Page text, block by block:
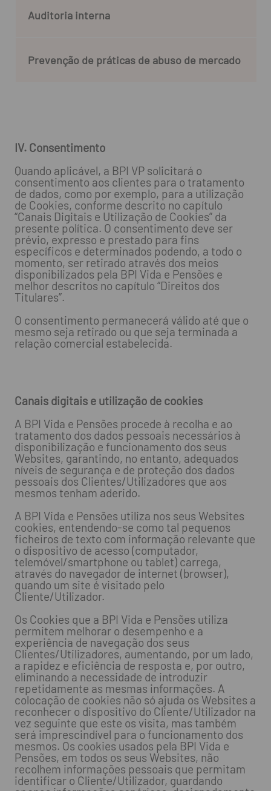
Auditoria interna
Prevenção de práticas de abuso de mercado
IV. Consentimento
Quando aplicável, a BPI VP solicitará o
consentimento aos clientes para o tratamento
de dados, como por exemplo, para a utilização
de Cookies, conforme descrito no capítulo
“Canais Digitais e Utilização de Cookies” da
presente política. O consentimento deve ser
prévio, expresso e prestado para fins
específicos e determinados podendo, a todo o
momento, ser retirado através dos meios
disponibilizados pela BPI Vida e Pensões e
melhor descritos no capítulo “Direitos dos
Titulares”.
O consentimento permanecerá válido até que o
mesmo seja retirado ou que seja terminada a
relação comercial estabelecida.
Canais digitais e utilização de cookies
A BPI Vida e Pensões procede à recolha e ao
tratamento dos dados pessoais necessários à
disponibilização e funcionamento dos seus
Websites, garantindo, no entanto, adequados
níveis de segurança e de proteção dos dados
pessoais dos Clientes/Utilizadores que aos
mesmos tenham aderido.
A BPI Vida e Pensões utiliza nos seus Websites
cookies, entendendo-se como tal pequenos
ficheiros de texto com informação relevante que
o dispositivo de acesso (computador,
telemóvel/smartphone ou tablet) carrega,
através do navegador de internet (browser),
quando um site é visitado pelo
Cliente/Utilizador.
Os Cookies que a BPI Vida e Pensões utiliza
permitem melhorar o desempenho e a
experiência de navegação dos seus
Clientes/Utilizadores, aumentando, por um lado,
a rapidez e eficiência de resposta e, por outro,
eliminando a necessidade de introduzir
repetidamente as mesmas informações. A
colocação de cookies não só ajuda os Websites a
reconhecer o dispositivo do Cliente/Utilizador na
vez seguinte que este os visita, mas também
será imprescindível para o funcionamento dos
mesmos. Os cookies usados pela BPI Vida e
Pensões, em todos os seus Websites, não
recolhem informações pessoais que permitam
identificar o Cliente/Utilizador, guardando